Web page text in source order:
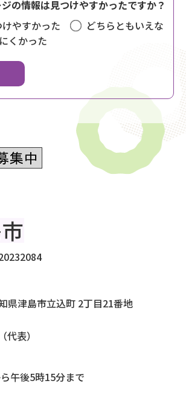
の情報は見つけやすかったですか？
やすかった
どちらともいえな
くかった
津島市立込町 2丁目21番地
表）
午後5時15分まで